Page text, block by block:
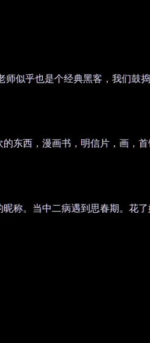
师似乎也是个经典黑客，我们鼓
东西，漫画书，明信片，画，
称。当中二病遇到思春期。花